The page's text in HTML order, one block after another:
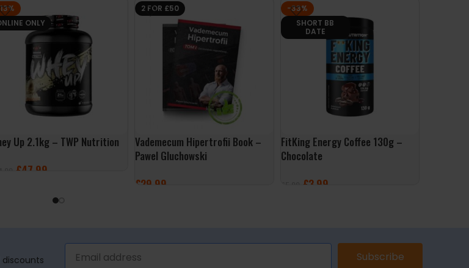
ONLY
Up 2.1kg – TWP Nutrition
£47.99
2 FOR £50
Vademecum Hipertrofii Book –
Pawel Gluchowski
£29.99
-33%
SHORT BB
DATE
FitKing Energy Coffee 130g –
Chocolate
£3.99
discounts
Subscribe